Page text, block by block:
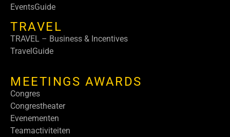
EventsGuide
TRAVEL
TRAVEL – Business & Incentives
TravelGuide
MEETINGS AWARDS
Congres
Congrestheater
Evenementen
Teamactiviteiten